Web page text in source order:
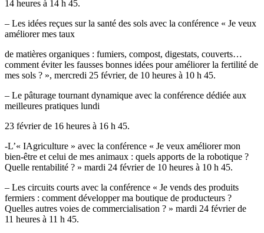
14 heures à 14 h 45.
– Les idées reçues sur la santé des sols avec la conférence « Je veux
améliorer mes taux
de matières organiques : fumiers, compost, digestats, couverts…
comment éviter les fausses bonnes idées pour améliorer la fertilité de
mes sols ? », mercredi 25 février, de 10 heures à 10 h 45.
– Le pâturage tournant dynamique avec la conférence dédiée aux
meilleures pratiques lundi
23 février de 16 heures à 16 h 45.
-L’« IAgriculture » avec la conférence « Je veux améliorer mon
bien-être et celui de mes animaux : quels apports de la robotique ?
Quelle rentabilité ? » mardi 24 février de 10 heures à 10 h 45.
– Les circuits courts avec la conférence « Je vends des produits
fermiers : comment développer ma boutique de producteurs ?
Quelles autres voies de commercialisation ? » mardi 24 février de
11 heures à 11 h 45.